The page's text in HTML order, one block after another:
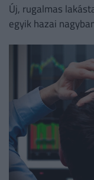
Új, rugalmas
egyik hazai